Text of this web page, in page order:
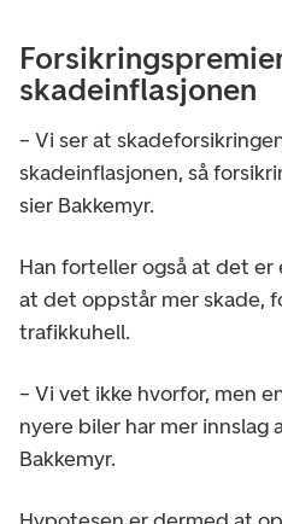
skadeinflasjonen
– Vi ser at
skadeinflasjonen, så
sier Bakkemyr.
Han forteller også at det
at det oppstår mer skade,
trafikkuhell.
– Vi vet ikke hvorfor, men
nyere biler har mer innslag
Bakkemyr.